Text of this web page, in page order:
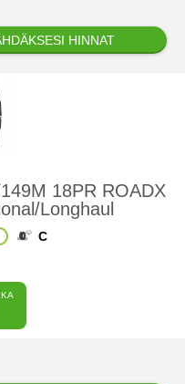
HINNAT
18PR ROADX
Longhaul
C